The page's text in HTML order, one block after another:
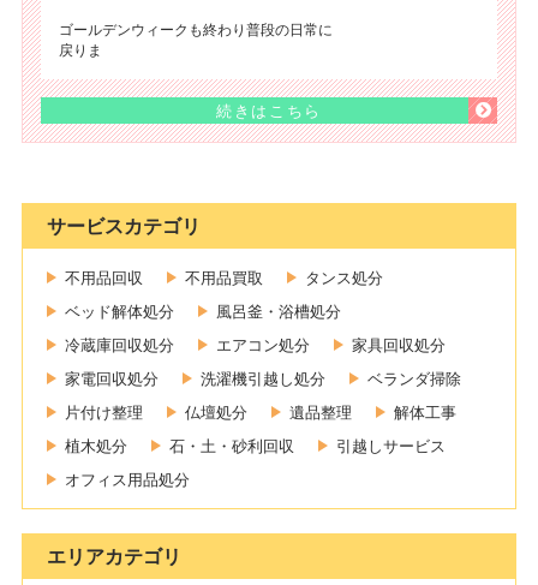
ゴールデンウィークも終わり普段の日常に
戻りま
続きはこちら
サービスカテゴリ
不用品回収 不用品買取
タンス処分
ベッド解体処分
風呂釜・浴槽処分
冷蔵庫回収処分
エアコン処分
家具回収処分
家電回収処分
洗濯機引越し処分
ベランダ掃除
片付け整理
仏壇処分 遺品整理
解体工事
植木処分
石・土・砂利回収
引越しサービス
オフィス用品処分
エリアカテゴリ